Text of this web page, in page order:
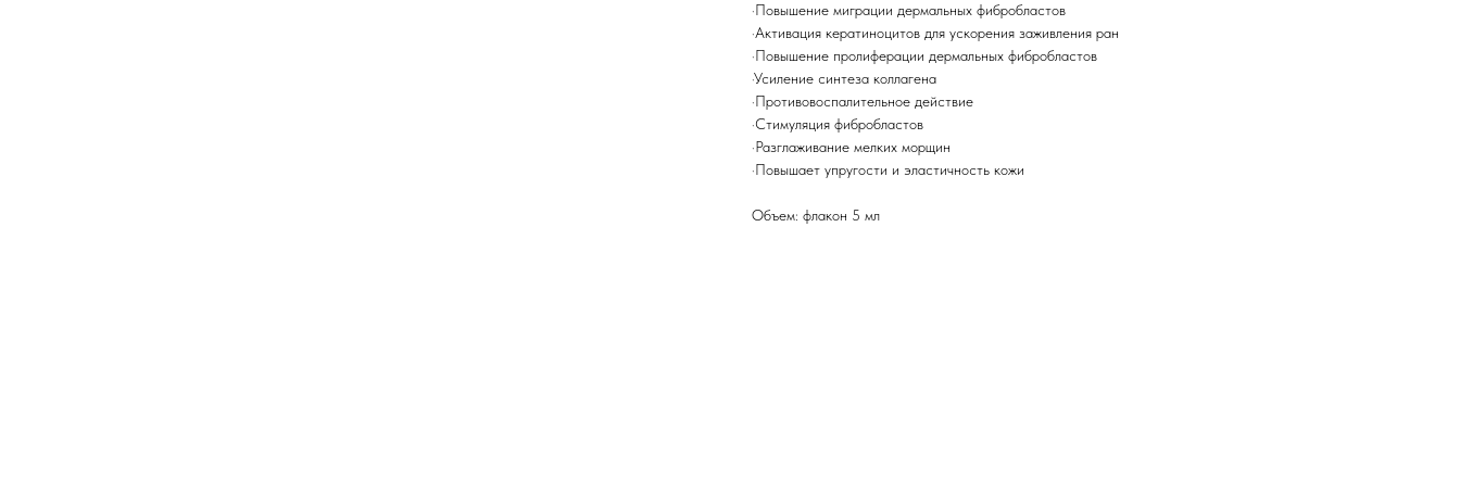
·Повышение миграции дермальных фибробластов
·Активация кератиноцитов для ускорения заживления ран
·Повышение пролиферации дермальных фибробластов
·Усиление синтеза коллагена
·Противовоспалительное действие
·Стимуляция фибробластов
·Разглаживание мелких морщин
·Повышает упругости и эластичность кожи
Объем: флакон 5 мл